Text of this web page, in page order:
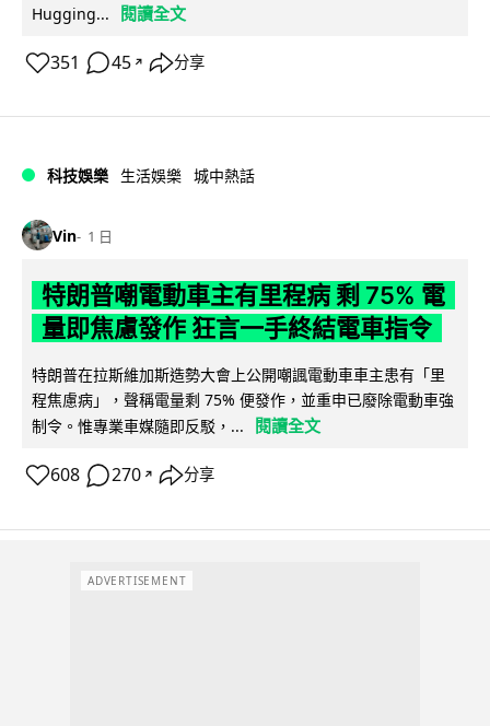
Hugging...
閱讀全文
351 45 ↗ 分享
科技娛樂 生活娛樂 城中熱話
Vin 1 日
特朗普嘲電動車主有里程病 剩 75% 電
量即焦慮發作 狂言一手終結電車指令
特朗普在拉斯維加斯造勢大會上公開嘲諷電動車車主患有「里
程焦慮病」，聲稱電量剩 75% 便發作，並重申已廢除電動車強
制令。惟專業車媒隨即反駁，...
閱讀全文
608 270 ↗ 分享
ADVERTISEMENT